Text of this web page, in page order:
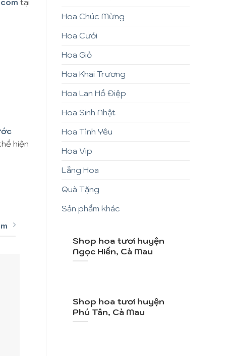
hiện
Hoa Chúc Mừng
Hoa Cưới
Hoa Giỏ
Hoa Khai Trương
Hoa Lan Hồ Điệp
Hoa Sinh Nhật
Hoa Tình Yêu
Hoa Vip
Lẵng Hoa
Quà Tặng
Sản phẩm khác
Shop hoa tươi huyện
Ngọc Hiển, Cà Mau
Shop hoa tươi huyện
Phú Tân, Cà Mau